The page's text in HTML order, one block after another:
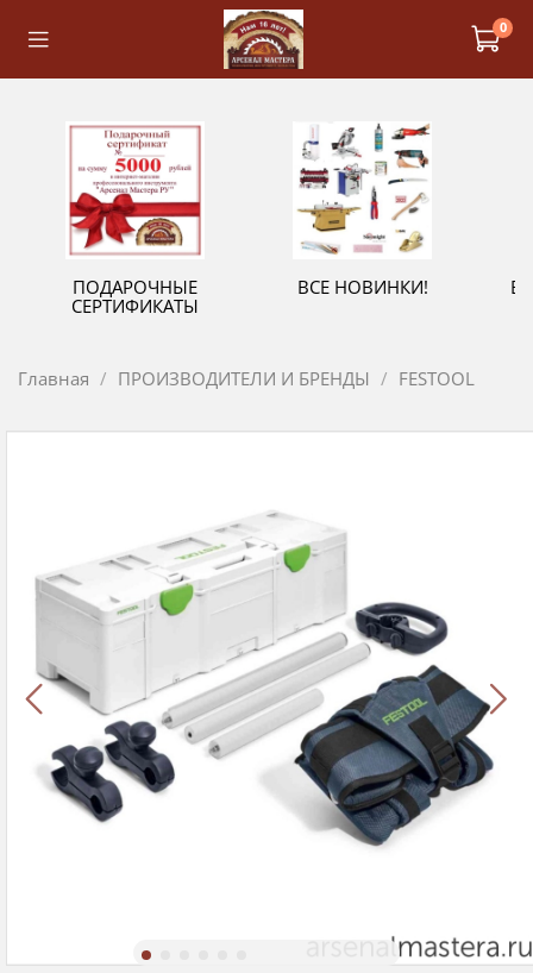
0
ПОДАРОЧНЫЕ
СЕРТИФИКАТЫ
ВСЕ НОВИНКИ!
Главная ПРОИЗВОДИТЕЛИ И БРЕНДЫ FESTOOL